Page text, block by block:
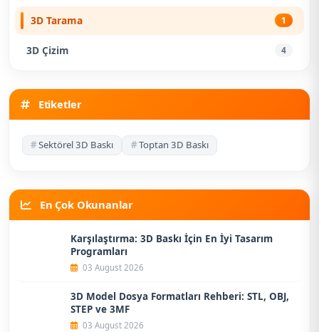
3D Tarama 1
3D Çizim 4
Etiketler
#Sektörel 3D Baskı #Toptan 3D Baskı
En Çok Okunanlar
Karşılaştırma: 3D Baskı İçin En İyi Tasarım
Programları
03 August 2026
3D Model Dosya Formatları Rehberi: STL, OBJ,
STEP ve 3MF
03 August 2026